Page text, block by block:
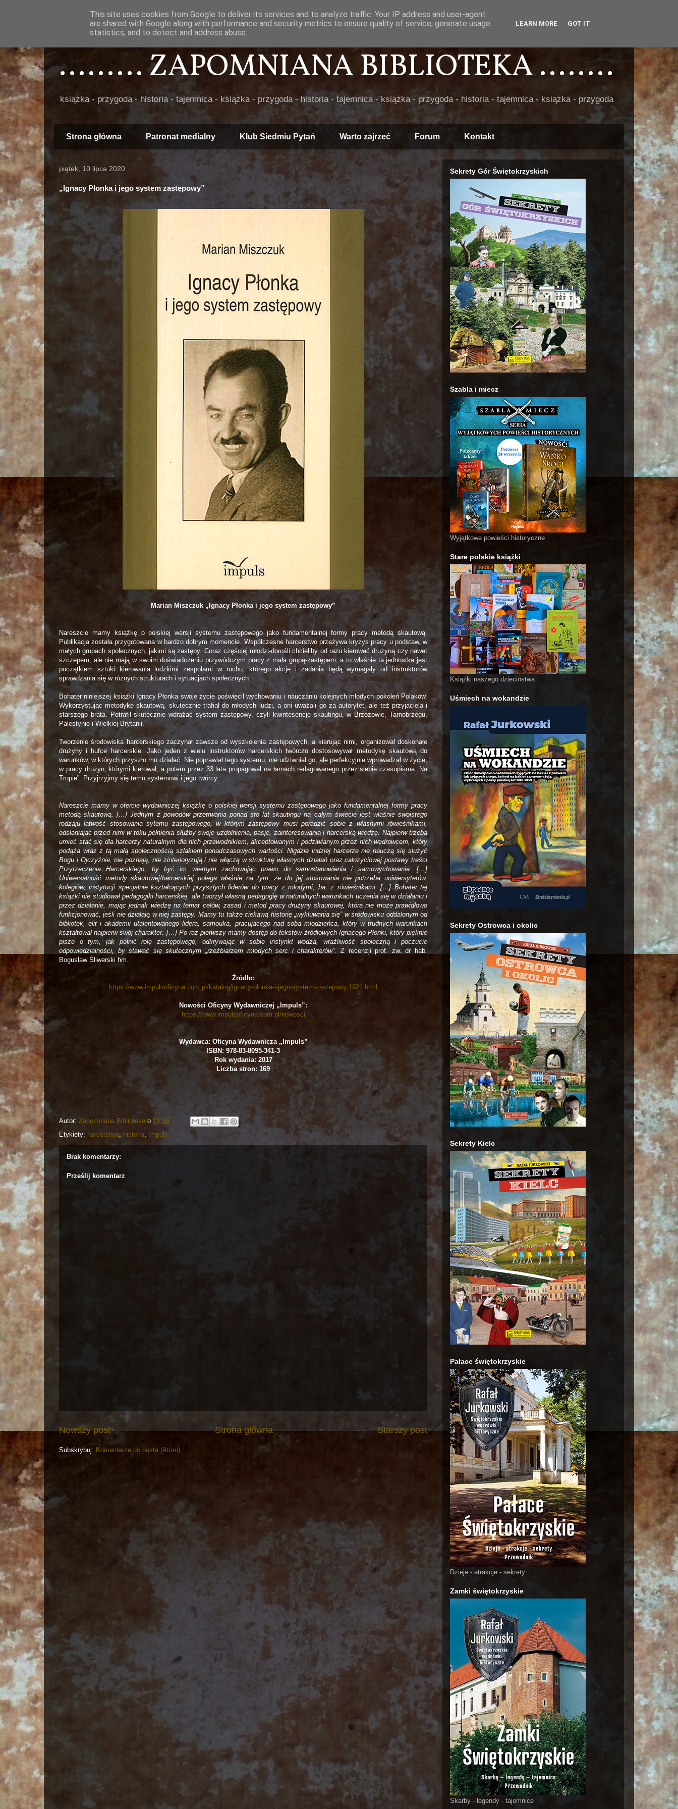
......... ZAPOMNIANA BIBLIOTEKA ........
książka - przygoda - historia - tajemnica - książka - przygoda - historia - tajemnica - książka - przygoda - historia - tajemnica - książka - przygoda
Strona główna Patronat medialny Klub Siedmiu Pytań Warto zajrzeć Forum Kontakt
piątek, 10 lipca 2020
„Ignacy Płonka i jego system zastępowy”
Marian Miszczuk „Ignacy Płonka i jego system zastępowy”
Nareszcie mamy książkę o polskiej wersji systemu zastępowego jako fundamentalnej formy pracy metodą skautową.
Publikacja została przygotowana w bardzo dobrym momencie. Współczesne harcerstwo przeżywa kryzys pracy u podstaw, w
małych grupach społecznych, jakimi są zastępy. Coraz częściej młodzi-dorośli chcieliby od razu kierować drużyną czy nawet
szczepem, ale nie mają w swoim doświadczeniu przywódczym pracy z mała grupą-zastępem, a to właśnie ta jednostka jest
początkiem sztuki kierowania ludzkimi zespołami w ruchu, którego akcje i zadania będą wymagały od instruktorów
sprawdzania się w różnych strukturach i sytuacjach społecznych.
Bohater niniejszej książki Ignacy Płonka swoje życie poświęcił wychowaniu i nauczaniu kolejnych młodych pokoleń Polaków.
Wykorzystując metodykę skautową, skutecznie trafiał do młodych ludzi, a oni uważali go za autorytet, ale też przyjaciela i
starszego brata. Potrafił skutecznie wdrażać system zastępowy, czyli kwintesencję skautingu, w Brzozowie, Tarnobrzegu,
Palestynie i Wielkiej Brytanii.
Tworzenie środowiska harcerskiego zaczynał zawsze od wyszkolenia zastępowych, a kierując nimi, organizował doskonałe
drużyny i hufce harcerskie. Jako jeden z wielu instruktorów harcerskich twórczo dostosowywał metodykę skautową do
warunków, w których przyszło mu działać. Nie poprawiał tego systemu, nie udziwniał go, ale perfekcyjnie wprowadzał w życie,
w pracy drużyn, którymi kierował, a potem przez 33 lata propagował na łamach redagowanego przez siebie czasopisma „Na
Tropie”. Przyjrzyjmy się temu systemowi i jego twórcy.
Nareszcie mamy w ofercie wydawniczej książkę o polskiej wersji systemu zastępowego jako fundamentalnej formy pracy
metodą skautową. […] Jednym z powodów przetrwania ponad sto lat skautingu na całym świecie jest właśnie swoistego
rodzaju łatwość stosowania sytemu zastępowego, w którym zastępowy musi poradzić sobie z własnymi rówieśnikami,
odsłaniając przed nimi w toku pełnienia służby swoje uzdolnienia, pasje, zainteresowania i harcerską wiedzę. Najpierw trzeba
umieć stać się dla harcerzy naturalnym dla nich przewodnikiem, akceptowanym i podziwianym przez nich wędrowcem, który
podąża wraz z tą małą społecznością szlakiem ponadczasowych wartości. Nigdzie indziej harcerze nie nauczą się służyć
Bogu i Ojczyźnie, nie poznają, nie zinterioryzują i nie włączą w strukturę własnych działań oraz całożyciowej postawy treści
Przyrzeczenia Harcerskiego, by być im wiernym zachowując prawo do samostanowienia i samowychowania. […]
Uniwersalność metody skautowej/harcerskiej polega właśnie na tym, że do jej stosowania nie potrzeba uniwersytetów,
kolegiów, instytucji specjalnie kształcących przyszłych liderów do pracy z młodymi, ba, z rówieśnikami. […] Bohater tej
książki nie studiował pedagogiki harcerskiej, ale tworzył własną pedagogię w naturalnych warunkach uczenia się w działaniu i
przez działanie, mając jednak wiedzę na temat celów, zasad i metod pracy drużyny skautowej, która nie może prawidłowo
funkcjonować, jeśli nie działają w niej zastępy. Mamy tu także ciekawą historię „wykluwania się” w środowisku oddalonym od
bibliotek, elit i akademii utalentowanego lidera, samouka, pracującego nad sobą młodzieńca, który w trudnych warunkach
kształtował najpierw swój charakter. […] Po raz pierwszy mamy dostęp do tekstów źródłowych Ignacego Płonki, który pięknie
pisze o tym, jak pełnić rolę zastępowego, odkrywając w sobie instynkt wodza, wrażliwość społeczną i poczucie
odpowiedzialności, by stawać się skutecznym „rzeźbiarzem młodych serc i charakterów”.
Z recenzji prof. zw. dr hab.
Bogusław Śliwerski hm.
Źródło:
https://www.impulsoficyna.com.pl/katalog/ignacy-plonka-i-jego-system-zastepowy,1921.html
Nowości Oficyny Wydawniczej „Impuls”:
https://www.impulsoficyna.com.pl/nowosci
Wydawca: Oficyna Wydawnicza „Impuls”
ISBN: 978-83-8095-341-3
Rok wydania: 2017
Liczba stron: 169
Autor: Zapomniana Biblioteka o 14:16
Etykiety: harcerstwo, historia, Impuls
Brak komentarzy:
Prześlij komentarz
Nowszy post Starszy post
Strona główna
Subskrybuj: Komentarze do posta (Atom)
Sekrety Gór Świętokrzyskich
Szabla i miecz
Wyjątkowe powieści historyczne
Stare polskie książki
Książki naszego dzieciństwa
Uśmiech na wokandzie
Sekrety Ostrowca i okolic
Sekrety Kielc
Pałace świętokrzyskie
Dzieje - atrakcje - sekrety
Zamki świętokrzyskie
Skarby - legendy - tajemnice
This site uses cookies from Google to deliver its services and to analyze traffic. Your IP address and user-agent
are shared with Google along with performance and security metrics to ensure quality of service, generate usage
statistics, and to detect and address abuse.
LEARN MORE GOT IT